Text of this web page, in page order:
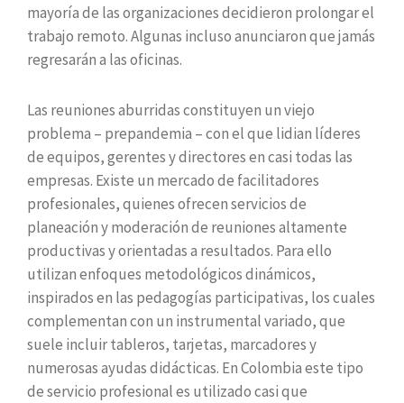
mayoría de las organizaciones decidieron prolongar el
trabajo remoto. Algunas incluso anunciaron que jamás
regresarán a las oficinas.
Las reuniones aburridas constituyen un viejo
problema – prepandemia – con el que lidian líderes
de equipos, gerentes y directores en casi todas las
empresas. Existe un mercado de facilitadores
profesionales, quienes ofrecen servicios de
planeación y moderación de reuniones altamente
productivas y orientadas a resultados. Para ello
utilizan enfoques metodológicos dinámicos,
inspirados en las pedagogías participativas, los cuales
complementan con un instrumental variado, que
suele incluir tableros, tarjetas, marcadores y
numerosas ayudas didácticas. En Colombia este tipo
de servicio profesional es utilizado casi que